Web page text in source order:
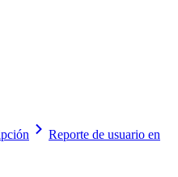
Reporte de usuario en